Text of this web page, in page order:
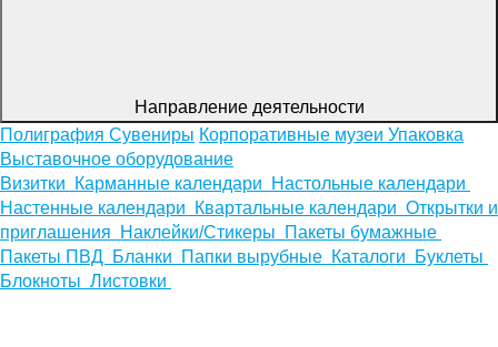
Направление деятельности
Полиграфия Сувениры Корпоративные музеи Упаковка
Выставочное оборудование
Визитки
Карманные календари
Настольные календари
Настенные календари
Квартальные календари Открытки и
приглашения
Наклейки/Стикеры
Пакеты бумажные
Пакеты ПВД Бланки Папки вырубные Каталоги
Буклеты
Блокноты Листовки